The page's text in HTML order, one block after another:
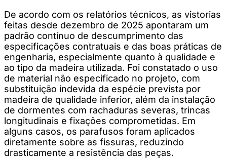
De acordo com os relatórios técnicos, as vistorias
feitas desde dezembro de 2025 apontaram um
padrão contínuo de descumprimento das
especificações contratuais e das boas práticas de
engenharia, especialmente quanto à qualidade e
ao tipo da madeira utilizada. Foi constatado o uso
de material não especificado no projeto, com
substituição indevida da espécie prevista por
madeira de qualidade inferior, além da instalação
de dormentes com rachaduras severas, trincas
longitudinais e fixações comprometidas. Em
alguns casos, os parafusos foram aplicados
diretamente sobre as fissuras, reduzindo
drasticamente a resistência das peças.